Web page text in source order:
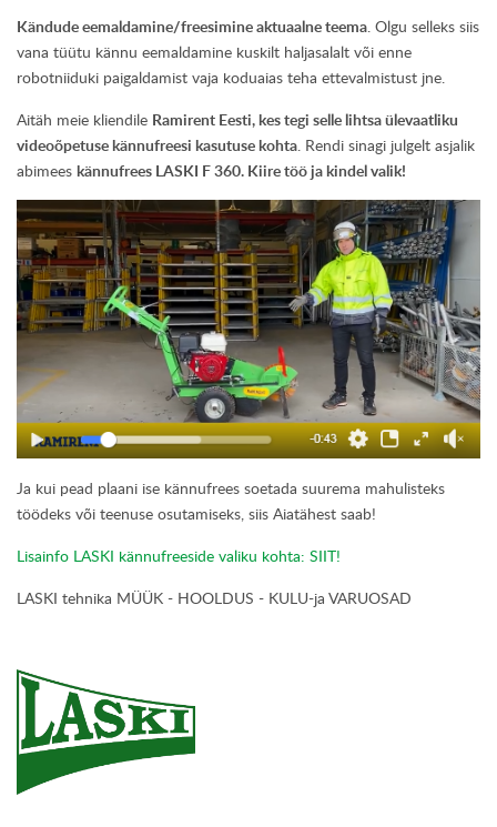
Kändude eemaldamine/freesimine aktuaalne teema. Olgu selleks siis
vana tüütu kännu eemaldamine kuskilt haljasalalt või enne
robotniiduki paigaldamist vaja koduaias teha ettevalmistust jne.
Aitäh meie kliendile Ramirent Eesti, kes tegi selle lihtsa ülevaatliku
videoõpetuse kännufreesi kasutuse kohta. Rendi sinagi julgelt asjalik
abimees kännufrees LASKI F 360. Kiire töö ja kindel valik!
Ja kui pead plaani ise kännufrees soetada suurema mahulisteks
töödeks või teenuse osutamiseks, siis Aiatähest saab!
Lisainfo LASKI kännufreeside valiku kohta: SIIT!
LASKI tehnika MÜÜK - HOOLDUS - KULU-ja VARUOSAD